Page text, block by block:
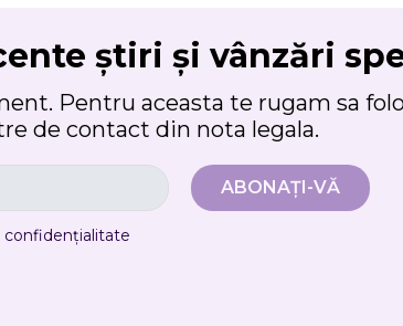
știri și vânzări
Pentru aceasta te rugam sa
de contact din nota legala.
confidențialitate